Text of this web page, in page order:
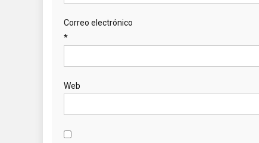
Correo electrónico
*
Web